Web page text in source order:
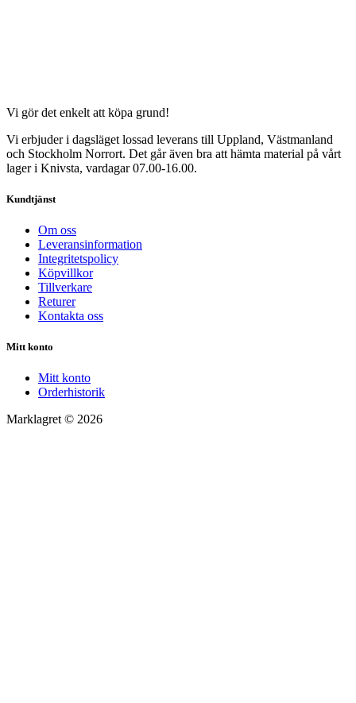
Vi gör det enkelt att köpa grund!
Vi erbjuder i dagsläget lossad leverans till Uppland, Västmanland
och Stockholm Norrort. Det går även bra att hämta material på vårt
lager i Knivsta, vardagar 07.00-16.00.
Kundtjänst
Om oss
Leveransinformation
Integritetspolicy
Köpvillkor
Tillverkare
Returer
Kontakta oss
Mitt konto
Mitt konto
Orderhistorik
Marklagret © 2026